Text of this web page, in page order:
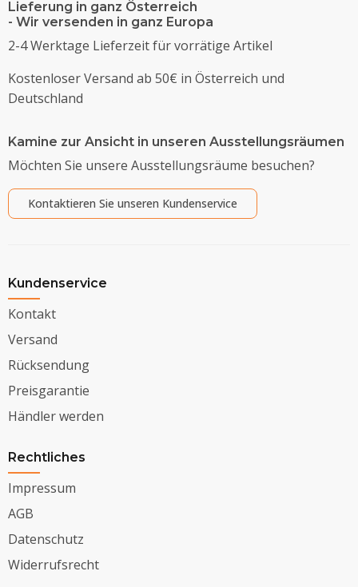
Lieferung in ganz Österreich
- Wir versenden in ganz Europa
2-4 Werktage Lieferzeit für vorrätige Artikel
Kostenloser Versand ab 50€ in Österreich und
Deutschland
Kamine zur Ansicht in unseren Ausstellungsräumen
Möchten Sie unsere Ausstellungsräume besuchen?
Kontaktieren Sie unseren Kundenservice
Kundenservice
Kontakt
Versand
Rücksendung
Preisgarantie
Händler werden
Rechtliches
Impressum
AGB
Datenschutz
Widerrufsrecht